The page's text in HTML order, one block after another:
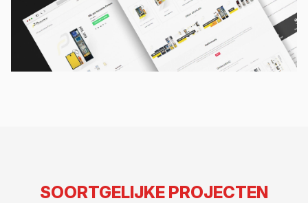
SOORTGELIJKE PROJECTEN